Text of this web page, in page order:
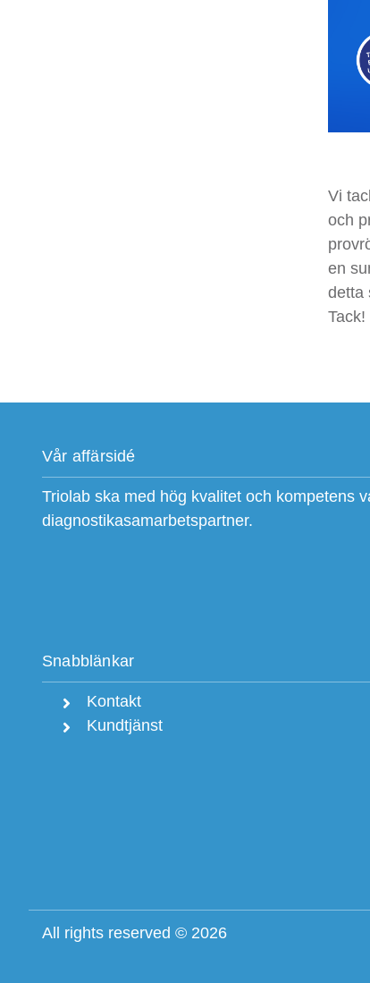
Vi
och
en
detta
Tack!
Vår affärsidé
Triolab ska med hög kvalitet och kompetens
diagnostikasamarbetspartner.
Snabblänkar
Kontakt
Kundtjänst
All rights reserved © 2026